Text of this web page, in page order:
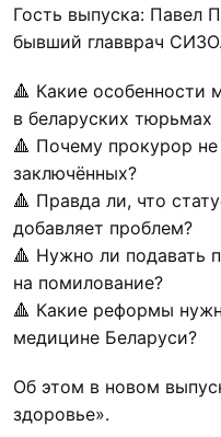
Гость выпуска: Павел
бывший главврач СИЗО.
🔺 Какие особенности
в беларуских тюрьмах
🔺 Почему прокурор
заключённых?
🔺 Правда ли, что
добавляет проблем?
🔺 Нужно ли подавать
на помилование?
🔺 Какие реформы
медицине Беларуси?
Об этом в новом
здоровье».